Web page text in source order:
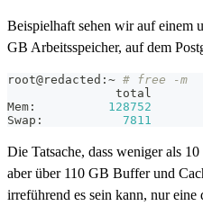
Beispielhaft sehen wir auf einem
GB Arbeitsspeicher, auf dem
root@redacted:~ # free -m
total
Mem: 128752
Swap: 7811
Die Tatsache, dass weniger als
aber über 110 GB Buffer und
irreführend es sein kann, nur